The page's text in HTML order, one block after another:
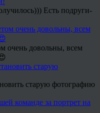
Есть подруги-
очень довольны, всем
старую фотографию